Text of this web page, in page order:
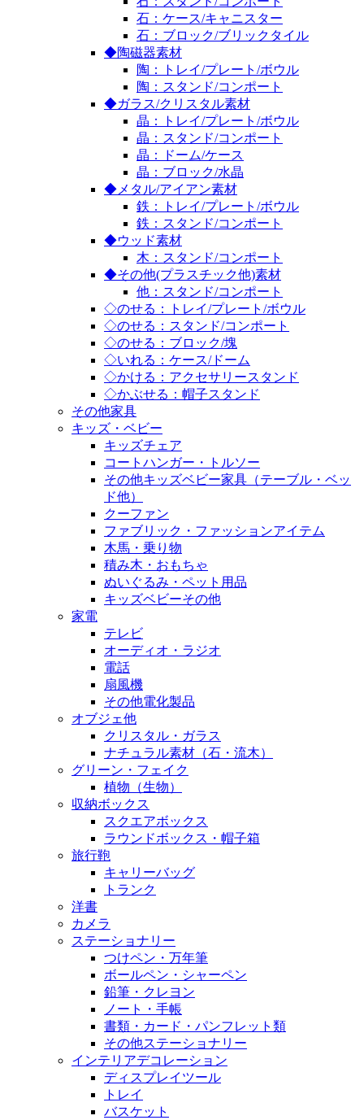
石：ケース/キャニスター
石：ブロック/ブリックタイル
◆陶磁器素材
陶：トレイ/プレート/ボウル
陶：スタンド/コンポート
◆ガラス/クリスタル素材
晶：トレイ/プレート/ボウル
晶：スタンド/コンポート
晶：ドーム/ケース
晶：ブロック/水晶
◆メタル/アイアン素材
鉄：トレイ/プレート/ボウル
鉄：スタンド/コンポート
◆ウッド素材
木：スタンド/コンポート
◆その他(プラスチック他)素材
他：スタンド/コンポート
◇のせる：トレイ/プレート/ボウル
◇のせる：スタンド/コンポート
◇のせる：ブロック/塊
◇いれる：ケース/ドーム
◇かける：アクセサリースタンド
◇かぶせる：帽子スタンド
その他家具
キッズ・ベビー
キッズチェア
コートハンガー・トルソー
その他キッズベビー家具（テーブル・ベッ
ド他）
クーファン
ファブリック・ファッションアイテム
木馬・乗り物
積み木・おもちゃ
ぬいぐるみ・ペット用品
キッズベビーその他
家電
テレビ
オーディオ・ラジオ
電話
扇風機
その他電化製品
オブジェ他
クリスタル・ガラス
ナチュラル素材（石・流木）
グリーン・フェイク
植物（生物）
収納ボックス
スクエアボックス
ラウンドボックス・帽子箱
旅行鞄
キャリーバッグ
トランク
洋書
カメラ
ステーショナリー
つけペン・万年筆
ボールペン・シャーペン
鉛筆・クレヨン
ノート・手帳
書類・カード・パンフレット類
その他ステーショナリー
インテリアデコレーション
ディスプレイツール
トレイ
バスケット